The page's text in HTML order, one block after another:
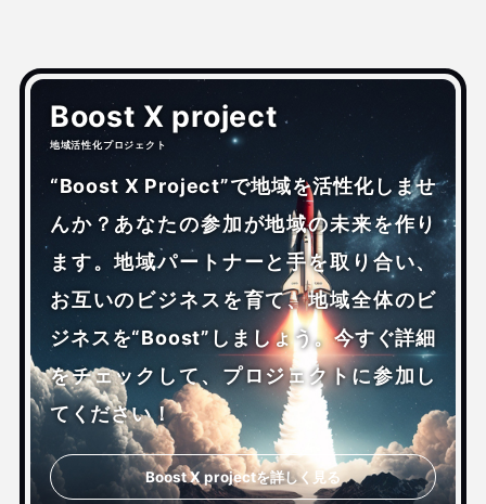
Boost X project
地域活性化プロジェクト
“Boost X Project”で地域を活性化しませ
んか？あなたの参加が地域の未来を作り
ます。地域パートナーと手を取り合い、
お互いのビジネスを育て、地域全体のビ
ジネスを“Boost”しましょう。今すぐ詳細
をチェックして、プロジェクトに参加し
てください！
Boost X projectを詳しく見る